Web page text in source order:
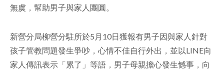
無虞，幫助男子與家人團圓。
新營分局柳營分駐所於5月10日獲報有男子因與家人針對
孩子管教問題發生爭吵，心情不佳自行外出，並以LINE向
家人傳訊表示「累了」等語，男子母親擔心發生憾事，向